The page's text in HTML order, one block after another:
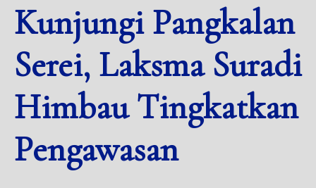
Kunjungi Pangkalan
Serei, Laksma Suradi
Himbau Tingkatkan
Pengawasan